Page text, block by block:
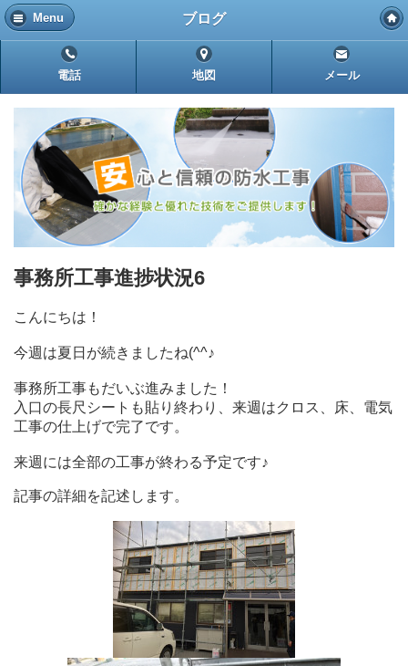
Menu ブログ
電話 地図 メール
事務所工事進捗状況6
こんにちは！
今週は夏日が続きましたね(^^♪
事務所工事もだいぶ進みました！
入口の長尺シートも貼り終わり、来週はクロス、床、電気
工事の仕上げで完了です。
来週には全部の工事が終わる予定です♪
記事の詳細を記述します。